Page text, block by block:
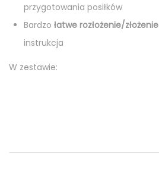
przygotowania posiłków
Bardzo łatwe rozłożenie/złożenie
instrukcja
W zestawie: